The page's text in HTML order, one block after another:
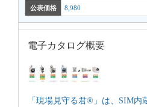
公表価格 8,980
電子カタログ概要
「現場見守る君®」は、SIM内